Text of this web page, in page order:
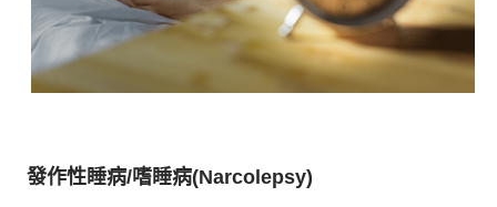
發作性睡病/嗜睡病(Narcolepsy)